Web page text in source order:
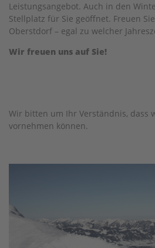
Leistungsangebot. Auch in den
Stellplatz für Sie geöffnet. Freuen
Oberstdorf – egal zu welcher
Wir freuen uns auf Sie!
Wir bitten um Ihr Verständnis, dass
vornehmen können.